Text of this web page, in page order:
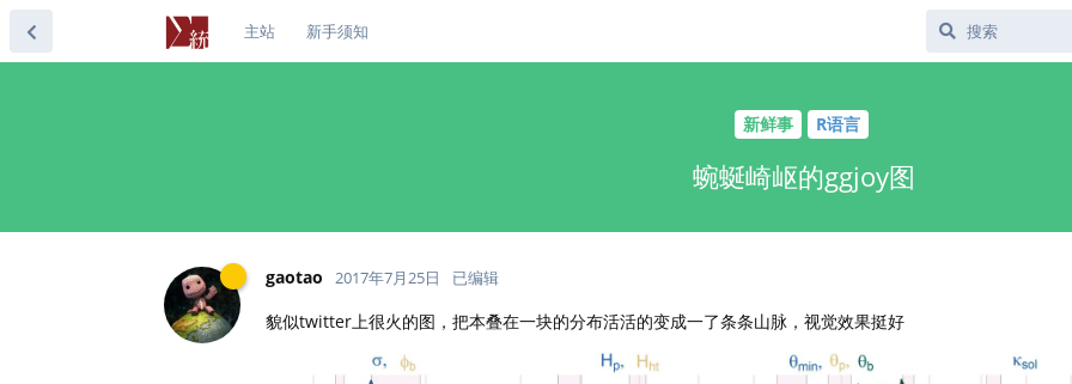
主站 新手须知
新鲜事 R语言
蜿蜒崎岖的ggjoy图
gaotao 2017年7月25日 已编辑
貌似twitter上很火的图，把本叠在一块的分布活活的变成一了条条山脉，视觉效果挺好